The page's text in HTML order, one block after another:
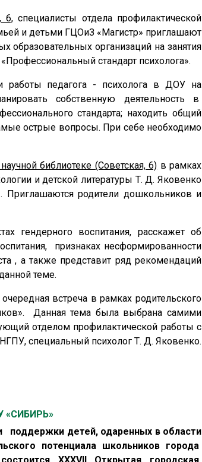
6,специалисты отдела профилактической
и детьми ГЦОиЗ «Магистр» приглашают
образовательных организаций на занятия
стандарт психолога».
работы педагога - психолога в ДОУ на
собственную деятельность в
стандарта; находить общий
острые вопросы. При себе необходимо
библиотеке (Советская, 6) в рамках
и детской литературы Т. Д. Яковенко
Приглашаются родители дошкольников и
гендерного воспитания, расскажет об
признаках несформированности
, а также представит ряд рекомендаций
теме.
очередная встреча в рамках родительского
Данная тема была выбрана самими
отделом профилактической работы с
специальный психолог Т. Д. Яковенко.
«СИБИРЬ»
детей, одаренных в области
потенциала школьников города